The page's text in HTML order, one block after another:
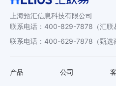
上海甄汇信息科技有限公司
联系电话 ： 400-829-7878 （汇联
联系电话 ： 400-629-7878 （甄选
产品 公司